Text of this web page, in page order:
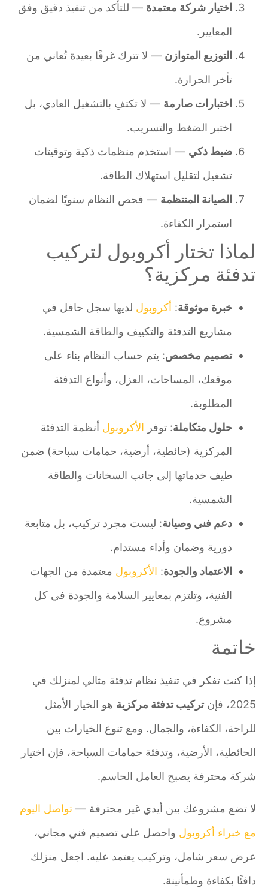
اختيار شركة معتمدة— للتأكد من تنفيذ دقيق وفق
المعايير.
التوزيع المتوازن— لا تترك غرفًا بعيدة تُعاني من
تأخر الحرارة.
اختبارات صارمة — لا تكتفِ بالتشغيل العادي، بل
اختبر الضغط والتسريب.
ضبط ذكي— استخدم منظمات ذكية وتوقيتات
تشغيل لتقليل استهلاك الطاقة.
الصيانة المنتظمة— فحص النظام سنويًا لضمان
استمرار الكفاءة.
لماذا تختار أكروبول لتركيب
تدفئة مركزية؟
خبرة موثوقة:أكروبوللديها سجل حافل في
مشاريع التدفئة والتكييف والطاقة الشمسية.
تصميم مخصص: يتم حساب النظام بناء على
موقعك، المساحات، العزل، وأنواع التدفئة
المطلوبة.
حلول متكاملة: توفرالأكروبولأنظمة التدفئة
المركزية (حائطية، أرضية، حمامات سباحة) ضمن
طيف خدماتها إلى جانب السخانات والطاقة
الشمسية.
دعم فني وصيانة: ليست مجرد تركيب، بل متابعة
دورية وضمان وأداء مستدام.
الاعتماد والجودة:الأكروبولمعتمدة من الجهات
الفنية، وتلتزم بمعايير السلامة والجودة في كل
مشروع.
خاتمة
إذا كنت تفكر في تنفيذ نظام تدفئة مثالي لمنزلك في
2025، فإن
تركيب تدفئة مركزية هو الخيار الأمثل
للراحة، الكفاءة، والجمال. ومع تنوع الخيارات بين
الحائطية، الأرضية، وتدفئة حمامات السباحة، فإن اختيار
شركة محترفة يصبح العامل الحاسم.
لا تضع مشروعك بين أيدي غير محترفة —تواصل اليوم
مع خبراء أكروبولواحصل على تصميم فني مجاني،
عرض سعر شامل، وتركيب يعتمد عليه. اجعل منزلك
دافئًا بكفاءة وطمأنينة.